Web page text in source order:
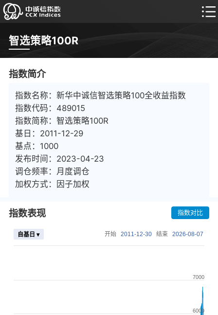
智选策略100R
指数简介
指数名称 ：新华中诚信智选策略100全收益指数
指数代码 ： 489015
指数简称 ：智选策略100R
基日 ： 2011-12-29
基点 ： 1000
发布时间 ： 2023-04-23
调仓频率 ： 月度调仓
加权方式 ： 因子加权
指数表现 指数对比
6000
7000
自基日 ▾ 开始 2011-12-30 结束 2026-08-07